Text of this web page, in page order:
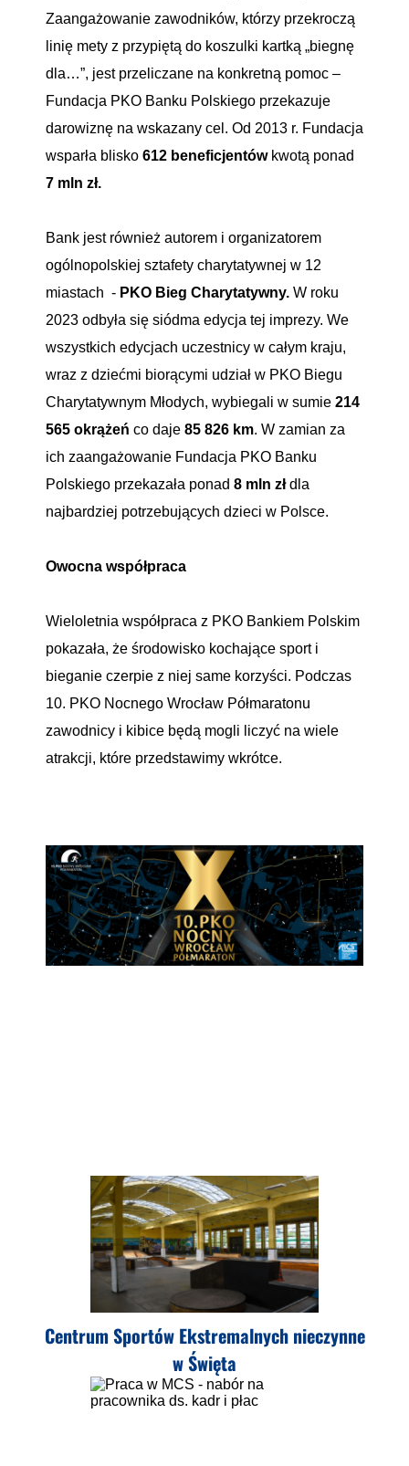
Zaangażowanie zawodników, którzy przekroczą
linię mety z przypiętą do koszulki kartką „biegnę
dla…”, jest przeliczane na konkretną pomoc –
Fundacja PKO Banku Polskiego przekazuje
darowiznę na wskazany cel. Od 2013 r. Fundacja
wsparła blisko 612 beneficjentów kwotą ponad
7 mln zł.
Bank jest również autorem i organizatorem
ogólnopolskiej sztafety charytatywnej w 12
miastach - PKO Bieg Charytatywny. W roku
2023 odbyła się siódma edycja tej imprezy. We
wszystkich edycjach uczestnicy w całym kraju,
wraz z dziećmi biorącymi udział w PKO Biegu
Charytatywnym Młodych, wybiegali w sumie 214
565 okrążeń co daje 85 826 km. W zamian za
ich zaangażowanie Fundacja PKO Banku
Polskiego przekazała ponad 8 mln złdla
najbardziej potrzebujących dzieci w Polsce.
Owocna współpraca
Wieloletnia współpraca z PKO Bankiem Polskim
pokazała, że środowisko kochające sport i
bieganie czerpie z niej same korzyści. Podczas
10. PKO Nocnego Wrocław Półmaratonu
zawodnicy i kibice będą mogli liczyć na wiele
atrakcji, które przedstawimy wkrótce.
Centrum Sportów Ekstremalnych nieczynne
w Święta